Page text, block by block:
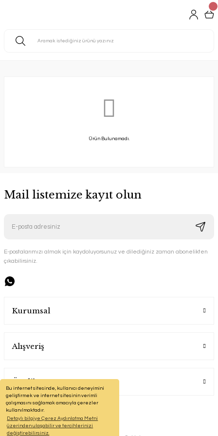
Bu internet sitesinde, kullanıcı deneyimini
geliştirmek ve internet sitesinin verimli
çalışmasını sağlamak amacıyla çerezler
kullanılmaktadır.
Detaylı bilgiye Çerez Aydınlatma Metni
üzerinden ulaşabilir ve tercihlerinizi
değiştirebilirsiniz.
Ürün Bulunamadı.
Mail listemize kayıt olun
E-postalarımızı almak için kaydoluyorsunuz ve dilediğiniz zaman abonelikten
çıkabilirsiniz.
Kurumsal
Alışveriş
Üyelik